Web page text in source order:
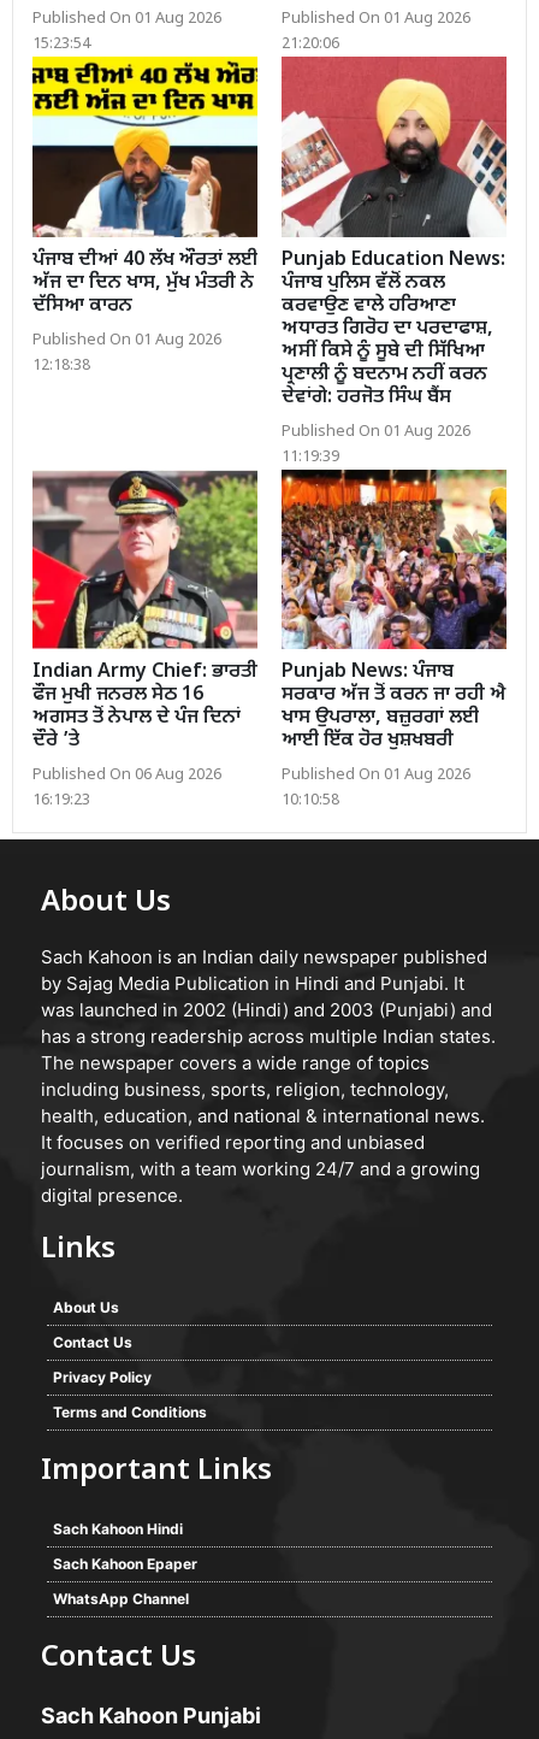
Published On 01 Aug 2026
15:23:54
Published On 01 Aug 2026
21:20:06
ਪੰਜਾਬ ਦੀਆਂ 40 ਲੱਖ ਔਰਤਾਂ ਲਈ
ਅੱਜ ਦਾ ਦਿਨ ਖਾਸ, ਮੁੱਖ ਮੰਤਰੀ ਨੇ
ਦੱਸਿਆ ਕਾਰਨ
Published On 01 Aug 2026
12:18:38
Punjab Education News:
ਪੰਜਾਬ ਪੁਲਿਸ ਵੱਲੋਂ ਨਕਲ
ਕਰਵਾਉਣ ਵਾਲੇ ਹਰਿਆਣਾ
ਅਧਾਰਤ ਗਿਰੋਹ ਦਾ ਪਰਦਾਫਾਸ਼,
ਅਸੀਂ ਕਿਸੇ ਨੂੰ ਸੂਬੇ ਦੀ ਸਿੱਖਿਆ
ਪ੍ਰਣਾਲੀ ਨੂੰ ਬਦਨਾਮ ਨਹੀਂ ਕਰਨ
ਦੇਵਾਂਗੇ: ਹਰਜੋਤ ਸਿੰਘ ਬੈਂਸ
Published On 01 Aug 2026
11:19:39
Indian Army Chief: ਭਾਰਤੀ
ਫੌਜ ਮੁਖੀ ਜਨਰਲ ਸੇਠ 16
ਅਗਸਤ ਤੋਂ ਨੇਪਾਲ ਦੇ ਪੰਜ ਦਿਨਾਂ
ਦੌਰੇ ’ਤੇ
Published On 06 Aug 2026
16:19:23
Punjab News: ਪੰਜਾਬ
ਸਰਕਾਰ ਅੱਜ ਤੋਂ ਕਰਨ ਜਾ ਰਹੀ ਐ
ਖਾਸ ਉਪਰਾਲਾ, ਬਜ਼ੁਰਗਾਂ ਲਈ
ਆਈ ਇੱਕ ਹੋਰ ਖੁਸ਼ਖਬਰੀ
Published On 01 Aug 2026
10:10:58
About Us
Sach Kahoon is an Indian daily newspaper published
by Sajag Media Publication in Hindi and Punjabi. It
was launched in 2002 (Hindi) and 2003 (Punjabi) and
has a strong readership across multiple Indian states.
The newspaper covers a wide range of topics
including business, sports, religion, technology,
health, education, and national & international news.
It focuses on verified reporting and unbiased
journalism, with a team working 24/7 and a growing
digital presence.
Links
About Us
Contact Us
Privacy Policy
Terms and Conditions
Important Links
Sach Kahoon Hindi
Sach Kahoon Epaper
WhatsApp Channel
Contact Us
Sach Kahoon Punjabi